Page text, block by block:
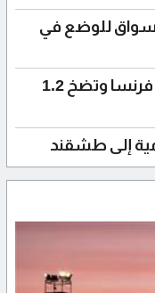
للوضع في
"ريفولت" تنال ترخيصاً مصرفياً في فرنسا وتضخ 1.2
إلى طشقند